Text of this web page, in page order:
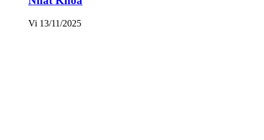
Vi 13/11/2025